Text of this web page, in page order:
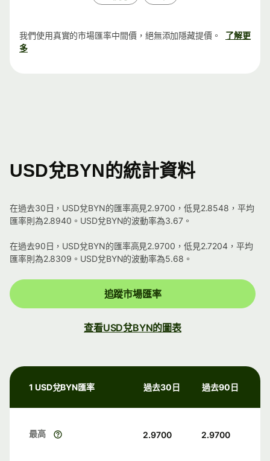
我們使用真實的市場匯率中間價，絕無添加隱藏提價。
了解更
多
USD兌BYN的統計資料
在過去30日，USD兌BYN的匯率高見2.9700，低見2.8548，平均
匯率則為2.8940。USD兌BYN的波動率為3.67。
在過去90日，USD兌BYN的匯率高見2.9700，低見2.7204，平均
匯率則為2.8309。USD兌BYN的波動率為5.68。
追蹤市場匯率
查看USD兌BYN的圖表
1 USD兌BYN匯率 過去30日 過去90日
最高 2.9700 2.9700